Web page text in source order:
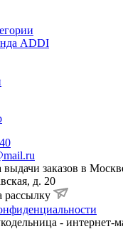
ADDI
выдачи заказов в
д. 20
рассылку
- интернет-